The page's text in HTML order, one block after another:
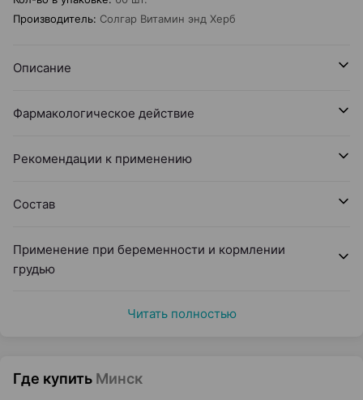
Производитель: Солгар Витамин энд Херб
Описание
Фармакологическое действие
Рекомендации к применению
Состав
Применение при беременности и кормлении
грудью
Читать полностью
Где купить Минск